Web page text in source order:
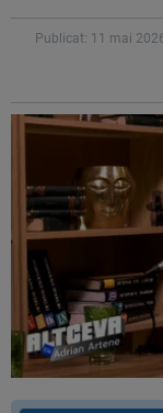
Publicat: 11 mai